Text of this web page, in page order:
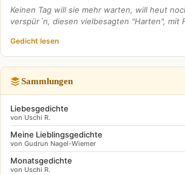
Keinen Tag will sie mehr warten, will heut
verspür´n, diesen vielbesagten "Harten", mit
Gedicht lesen
Sammlungen
Liebesgedichte
von Uschi R.
Meine Lieblingsgedichte
von Gudrun Nagel-Wiemer
Monatsgedichte
von Uschi R.